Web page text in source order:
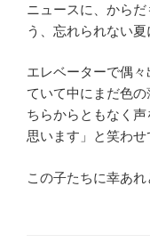
ニュースに、から
う、忘れられない夏
エレベーターで偶
ていて中にまだ色
ちらからともなく
思います」と笑わせ
この子たちに幸あ